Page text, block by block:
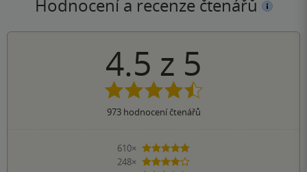
Hodnocení a recenze čtenářů
4.5 z 5
973hodnocení čtenářů
610×
5 hvězdiček
248×
4 hvězdičky